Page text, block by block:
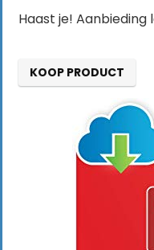
Haast je!
KOOP PRODUCT